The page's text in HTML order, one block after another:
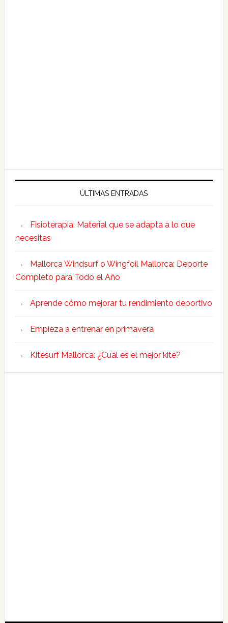
ÚLTIMAS ENTRADAS
Fisioterapia: Material que se adapta a lo que
necesitas
Mallorca Windsurf o Wingfoil Mallorca: Deporte
Completo para Todo el Año
Aprende cómo mejorar tu rendimiento deportivo
Empieza a entrenar en primavera
Kitesurf Mallorca: ¿Cuál es el mejor kite?